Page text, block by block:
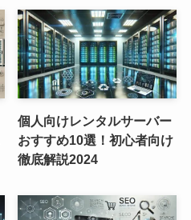
個人向けレンタルサーバー
おすすめ10選！初心者向け
徹底解説2024